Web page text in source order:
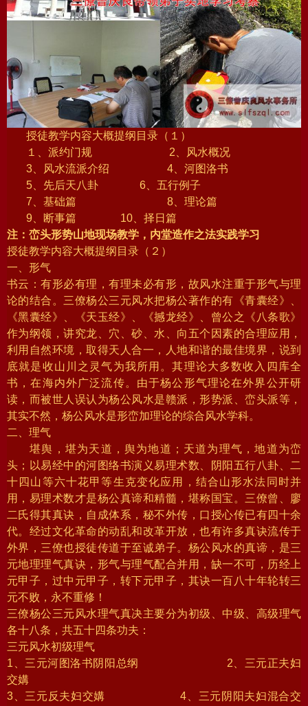
授徒教学内容大概提纲目录（１）
１、派约门规 2、风水概况
3、风水流派介绍 4、河图洛书
5、先后天八卦 6、五行例子
7、基础篇 8、理论篇
9、断事篇 10、择日篇
注：峦头形势山地现场教学，内堂造作之法实践学习
授徒教学内容大概提纲目录（２）
一、形气
书云：有形必有理，有理未必有形，故风水注重于形气与理
论的结合。三僚杨公三元风水把杨公著作的有《青囊经》、
《黑囊经》、《天玉经》、《撼龙经》、曾公之《八条歌》
作为纲领，讲究龙、穴、砂、水、向五个因素的合理应用，
利用自然环境，取得天人合一，人地和谐的最佳境界，说到
底就是收山川之灵气为我所用。其理论大多数收入四库全
书，在海内外广泛流传。由于杨公形气理论在外界公开研
读，而被世人误认为杨公风水是赣派，形势派、峦头派等，
其实不然，杨公风水是形峦加理论的综合风水学科。
二、理气
堪舆，堪为天道，舆为地道；天道为理气，地道为峦
头；以易经中的河图络书演义易理术数、阴阳五行八卦、二
十四山等六十花甲等生克变化应用，结合山形水法同时并
用，易理术数才是杨公真谛和精髓，堪称国宝。三僚曾、廖
二氏得其真诀，自成体系，秘不外传，口授心传已有四十余
代。经过文化革命的动乱和改革开放，也有许多真诀流传于
外界，三僚也授徒传道于至诚弟子。杨公风水的真谛，是三
元地理理气真诀，形气与理气配合并用，缺一不可，历经上
元甲子，过中元甲子，转下元甲子，其诀一百八十年轮转三
元不败，永不重修！
三僚杨公三元风水理气真决主要分为初级、中级、高级理气
各十八条，共五十四条功夫：
三元风水初级理气
1、三元河图洛书阴阳总纲 2、三元正夫妇
交媾
3、三元反夫妇交媾 4、三元阴阳夫妇混合交